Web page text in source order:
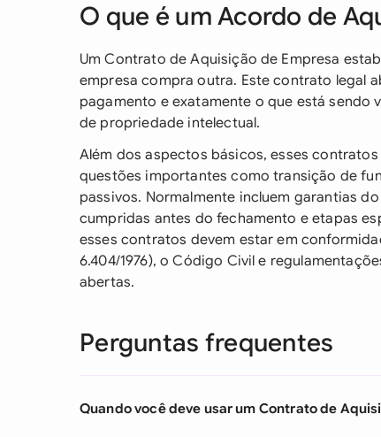
O que é um Acordo de
Um Contrato de Aquisição de Empresa
empresa compra outra. Este contrato legal
pagamento e exatamente o que está
de propriedade intelectual.
Além dos aspectos básicos, esses
questões importantes como transição de
passivos. Normalmente incluem garantias
cumpridas antes do fechamento e etapas
esses contratos devem estar em
6.404/1976), o Código Civil e
abertas.
Perguntas frequentes
Quando você deve usar um Contrato de